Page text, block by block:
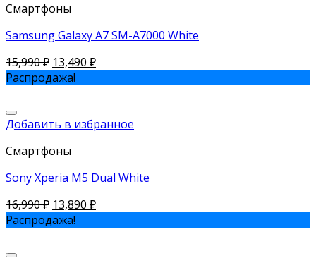
Смартфоны
Samsung Galaxy A7 SM-A7000 White
15,990₽ 13,490 ₽
Распродажа!
Добавить в избранное
Смартфоны
Sony Xperia M5 Dual White
16,990₽ 13,890 ₽
Распродажа!